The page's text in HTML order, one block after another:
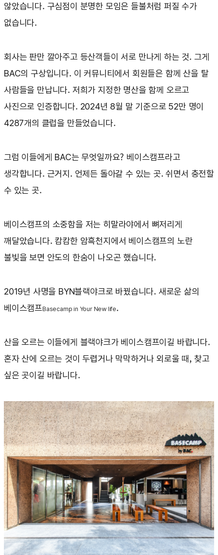
않았습니다. 구심점이 분명한 모임은 들불처럼 퍼질 수가
없습니다.
회사는 판만 깔아주고 등산객들이 서로 만나게 하는 것. 그게
BAC의 구상입니다. 이 커뮤니티에서 회원들은 함께 산을 탈
사람들을 만납니다. 저희가 지정한 명산을 함께 오르고
사진으로 인증합니다. 2024년 8월 말 기준으로 52만 명이
4287개의 클럽을 만들었습니다.
그럼 이들에게 BAC는 무엇일까요? 베이스캠프라고
생각합니다. 근거지. 언제든 돌아갈 수 있는 곳. 쉬면서 충전할
수 있는 곳.
베이스캠프의 소중함을 저는 히말라야에서 뼈저리게
깨달았습니다. 캄캄한 암흑천지에서 베이스캠프의 노란
불빛을 보면 안도의 한숨이 나오곤 했습니다.
2019년 사명을 BYN블랙야크로 바꿨습니다. 새로운 삶의
베이스캠프Basecamp in Your New life.
산을 오르는 이들에게 블랙야크가 베이스캠프이길 바랍니다.
혼자 산에 오르는 것이 두렵거나 막막하거나 외로울 때, 찾고
싶은 곳이길 바랍니다.